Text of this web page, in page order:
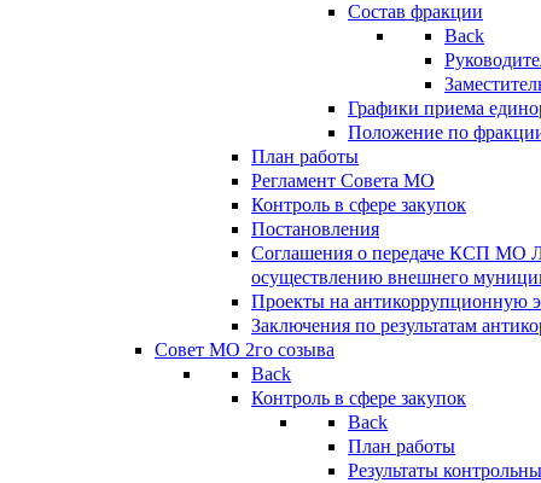
Состав фракции
Back
Графики приема
Положение по
План работы
Регламент Совета МО
Контроль в сфере закупок
Постановления
Соглашения о передаче КСП МО
осуществлению внешнего
Проекты на антикоррупционную
Заключения по результатам
Совет МО 2го созыва
Back
Контроль в сфере закупок
Back
План работы
Результаты